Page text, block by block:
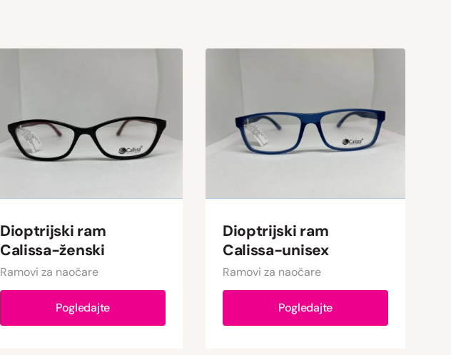
Dioptrijski ram
Calissa-ženski
Ramovi za naočare
Pogledajte
Dioptrijski ram
Calissa-unisex
Ramovi za naočare
Pogledajte